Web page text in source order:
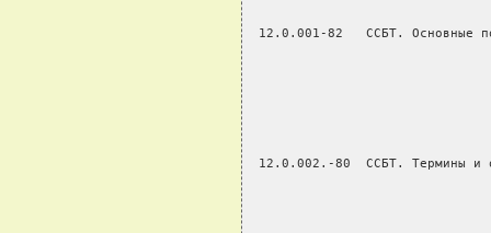
12.0.001-82   ССБТ. Основные
12.0.002.-80  ССБТ. Термины и